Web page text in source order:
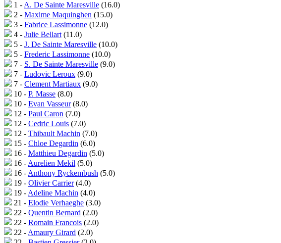
1 - A. De Sainte Maresville (16.0)
2 - Maxime Maquinghen (15.0)
3 - Fabrice Lassimonne (12.0)
4 - Julie Bellart (11.0)
5 - J. De Sainte Maresville (10.0)
5 - Frederic Lassimonne (10.0)
7 - S. De Sainte Maresville (9.0)
7 - Ludovic Leroux (9.0)
7 - Clement Martiaux (9.0)
10 - P. Masse (8.0)
10 - Evan Vasseur(8.0)
12 - Paul Caron (7.0)
12 - Cedric Louis (7.0)
12 - Thibault Machin (7.0)
15 - Chloe Degardin (6.0)
16 - Matthieu Degardin (5.0)
16 - Aurelien Mekil (5.0)
16 - Anthony Ryckembush (5.0)
19 - Olivier Carrier(4.0)
19 - Adeline Machin (4.0)
21 - Elodie Verhaeghe (3.0)
22 - Quentin Bernard (2.0)
22 - Romain Francois (2.0)
22 - Amaury Girard (2.0)